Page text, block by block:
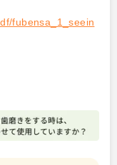
fubensa_1_seein